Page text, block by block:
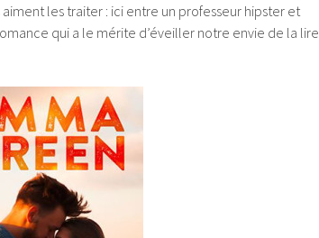
les traiter : ici entre un professeur hipster et
qui a le mérite d’éveiller notre envie de la